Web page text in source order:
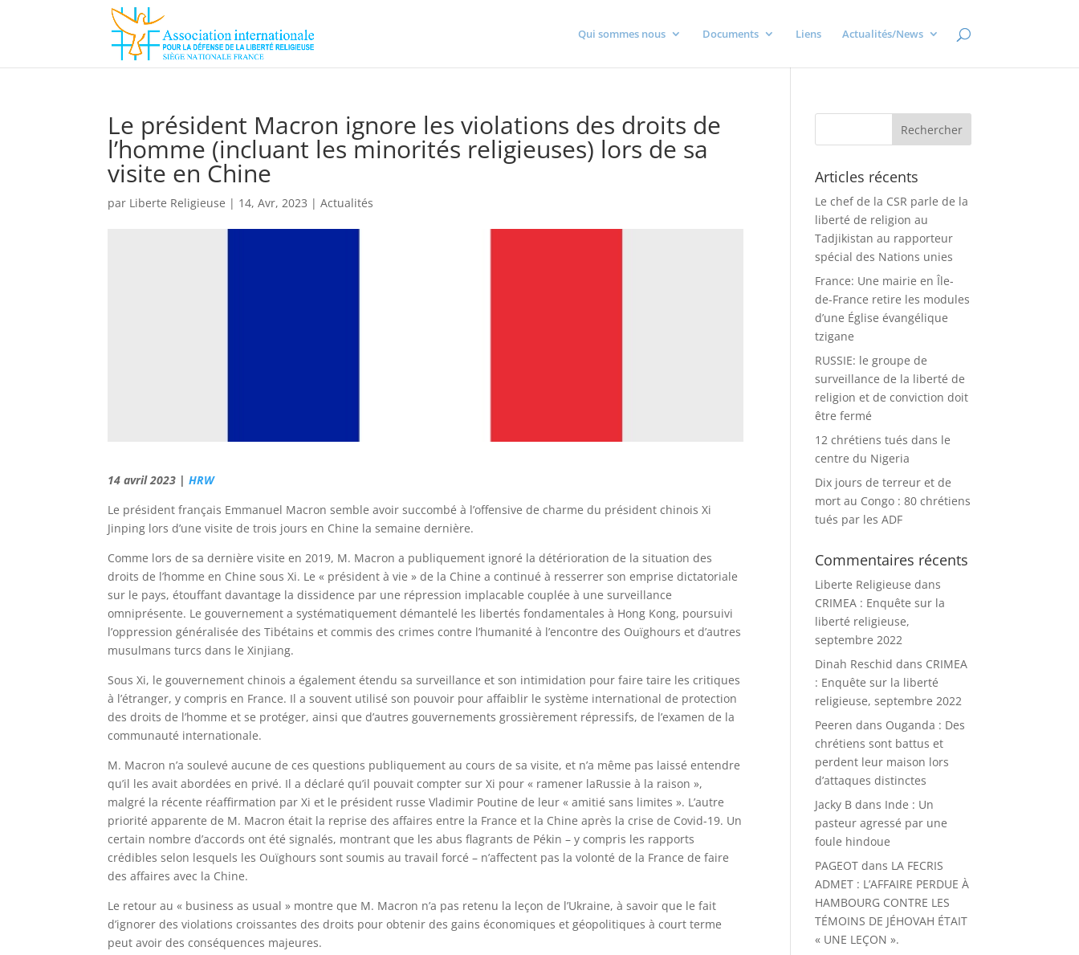
Qui sommes nous Documents Liens Actualités/News
Le président Macron ignore les violations des droits de
l’homme (incluant les minorités religieuses) lors de sa
visite en Chine
par Liberte Religieuse | 14, Avr, 2023 |Actualités
14 avril 2023 |HRW
Le président français Emmanuel Macron semble avoir succombé à l’offensive de charme du président chinois Xi
Jinping lors d’une visite de trois jours en Chine la semaine dernière.
Comme lors de sa dernière visite en 2019, M. Macron a publiquement ignoré la détérioration de la situation des
droits de l’homme en Chine sous Xi. Le « président à vie » de la Chine a continué à resserrer son emprise dictatoriale
sur le pays, étouffant davantage la dissidence par une répression implacable couplée à une surveillance
omniprésente. Le gouvernement a systématiquement démantelé les libertés fondamentales à Hong Kong, poursuivi
l’oppression généralisée des Tibétains et commis des crimes contre l’humanité à l’encontre des Ouïghours et d’autres
musulmans turcs dans le Xinjiang.
Sous Xi, le gouvernement chinois a également étendu sa surveillance et son intimidation pour faire taire les critiques
à l’étranger, y compris en France. Il a souvent utilisé son pouvoir pour affaiblir le système international de protection
des droits de l’homme et se protéger, ainsi que d’autres gouvernements grossièrement répressifs, de l’examen de la
communauté internationale.
M. Macron n’a soulevé aucune de ces questions publiquement au cours de sa visite, et n’a même pas laissé entendre
qu’il les avait abordées en privé. Il a déclaré qu’il pouvait compter sur Xi pour « ramener laRussie à la raison »,
malgré la récente réaffirmation par Xi et le président russe Vladimir Poutine de leur « amitié sans limites ». L’autre
priorité apparente de M. Macron était la reprise des affaires entre la France et la Chine après la crise de Covid-19. Un
certain nombre d’accords ont été signalés, montrant que les abus flagrants de Pékin – y compris les rapports
crédibles selon lesquels les Ouïghours sont soumis au travail forcé – n’affectent pas la volonté de la France de faire
des affaires avec la Chine.
Le retour au « business as usual » montre que M. Macron n’a pas retenu la leçon de l’Ukraine, à savoir que le fait
d’ignorer des violations croissantes des droits pour obtenir des gains économiques et géopolitiques à court terme
peut avoir des conséquences majeures.
Articles récents
Le chef de la CSR parle de la
liberté de religion au
Tadjikistan au rapporteur
spécial des Nations unies
France: Une mairie en Île-
de-France retire les modules
d’une Église évangélique
tzigane
RUSSIE: le groupe de
surveillance de la liberté de
religion et de conviction doit
être fermé
12 chrétiens tués dans le
centre du Nigeria
Dix jours de terreur et de
mort au Congo : 80 chrétiens
tués par les ADF
Commentaires récents
Liberte Religieuse dans
CRIMEA : Enquête sur la
liberté religieuse,
septembre 2022
Dinah Reschid dans CRIMEA
: Enquête sur la liberté
religieuse, septembre 2022
Peeren dans Ouganda : Des
chrétiens sont battus et
perdent leur maison lors
d’attaques distinctes
Jacky B dans Inde : Un
pasteur agressé par une
foule hindoue
PAGEOT dans LA FECRIS
ADMET : L’AFFAIRE PERDUE À
HAMBOURG CONTRE LES
TÉMOINS DE JÉHOVAH ÉTAIT
« UNE LEÇON ».